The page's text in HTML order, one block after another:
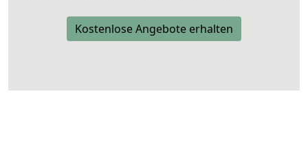
Kostenlose Angebote erhalten